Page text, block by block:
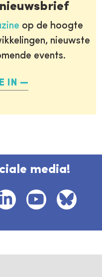
op de hoogte
nieuwste
events.
IN
media!